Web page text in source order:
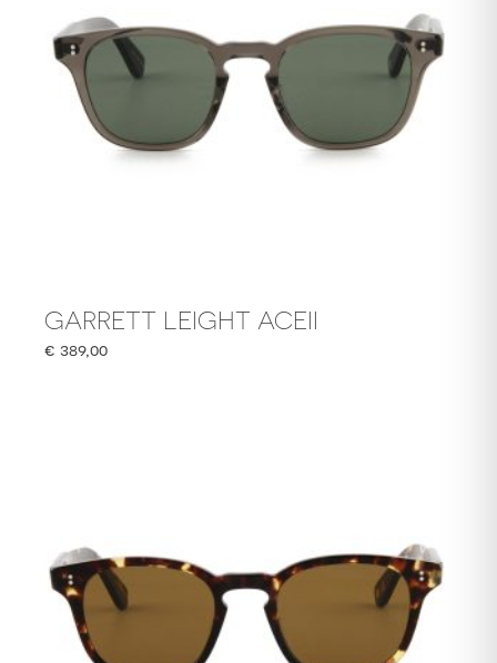
GARRETT LEIGHT ACEII
€ 389,00